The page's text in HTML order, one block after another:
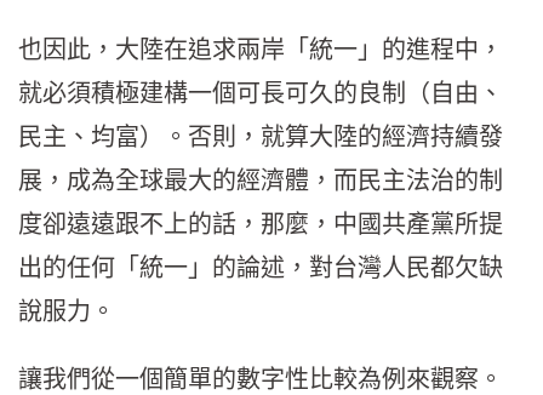
也因此，大陸在追求兩岸「統一」的進程中，
就必須積極建構一個可長可久的良制（自由、
民主、均富）。否則，就算大陸的經濟持續發
展，成為全球最大的經濟體，而民主法治的制
度卻遠遠跟不上的話，那麼，中國共產黨所提
出的任何「統一」的論述，對台灣人民都欠缺
說服力。
讓我們從一個簡單的數字性比較為例來觀察。